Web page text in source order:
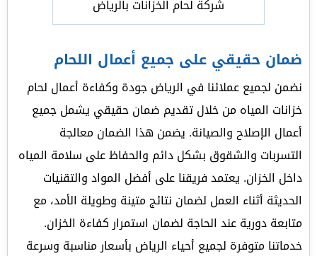
شركة لحام الخزانات بالرياض
ضمان حقيقي على جميع أعمال اللحام
نضمن لجميع عملائنا في الرياض جودة وكفاءة أعمال لحام
خزانات المياه من خلال تقديم ضمان حقيقي يشمل جميع
أعمال الإصلاح والصيانة. يضمن هذا الضمان معالجة
التسربات والشقوق بشكل دائم والحفاظ على سلامة المياه
داخل الخزان. يعتمد فريقنا على أفضل المواد والتقنيات
الحديثة أثناء العمل لضمان نتائج متينة وطويلة الأمد، مع
متابعة دورية عند الحاجة لضمان استمرار كفاءة الخزان.
خدماتنا متوفرة لجميع أحياء الرياض بأسعار مناسبة وسرعة